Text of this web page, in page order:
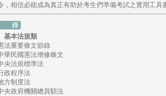
，相信必能成為真正有助於考生們準備考試之實用工具
基本法規類
法重要條文節錄
華民國憲法增修條文
央法規標準法
政程序法
方制度法
央政府機關總員額法